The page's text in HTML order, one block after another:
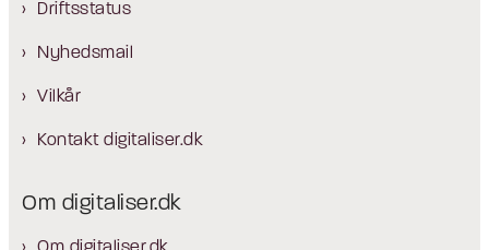
Driftsstatus
Nyhedsmail
Vilkår
Kontakt digitaliser.dk
Om digitaliser.dk